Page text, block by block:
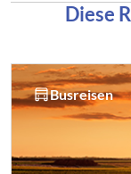
Diese
Busreisen